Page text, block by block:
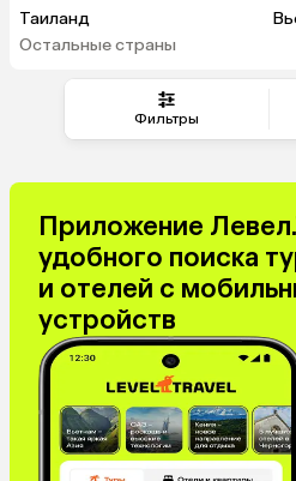
Фильтры
Таиланд
ОАЭ
Армения
Азербайджан
Черногория
Япония
Кипр
Катар
Киргизия
Израиль
Саудовская Аравия
Остальные страны
Приложение
удобного поиска
и отелей с
устройств